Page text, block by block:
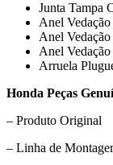
Junta Tampa
Anel
Anel
Anel
Arruela
Honda Peças
– Produto Original
– Linha de